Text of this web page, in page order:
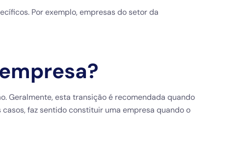
Por exemplo, empresas do setor da
Geralmente, esta transição é recomendada quando
faz sentido constituir uma empresa quando o